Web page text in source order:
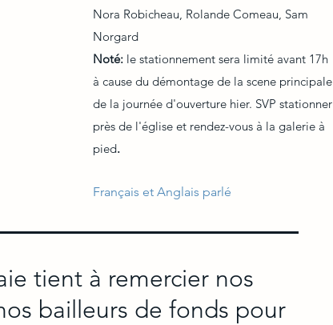
Nora Robicheau, Rolande Comeau, Sam
Norgard
Noté: le stationnement sera limité avant 17h
à cause du démontage de la scene principale
de la journée d'ouverture hier. SVP stationner
près de l'église et rendez-vous à la galerie à
pied.
Français et Anglais parlé
tient à remercier nos
bailleurs de fonds pour